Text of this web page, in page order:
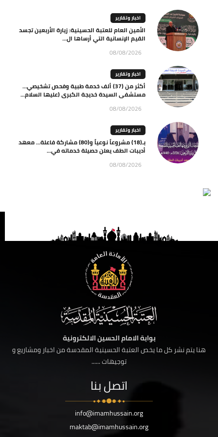
اخبار وتقارير
الأمين العام للعتبة الحسينية: زيارة الأربعين تجسد
القيم الإنسانية التي أرساها ال...
08/08/2026
اخبار وتقارير
أكثر من (37) ألف خدمة طبية وفحص تشخيصي…
مستشفى السيدة خديجة الكبرى (عليها السلام...
08/08/2026
اخبار وتقارير
بـ(18) مشروعاً نوعياً و(80) مشاركة فاعلة… معهد
أديبات الطف يعلن حصيلة خدماته في...
08/08/2026
بوابة الامام الحسين الالكترونية
هنا يتم نشر كل ما يخص العتبة الحسينية المقدسة من اخبار ومشاريع و
توجيهات ......
اتصل بنا
info@imamhussain.org
maktab@imamhussain.org